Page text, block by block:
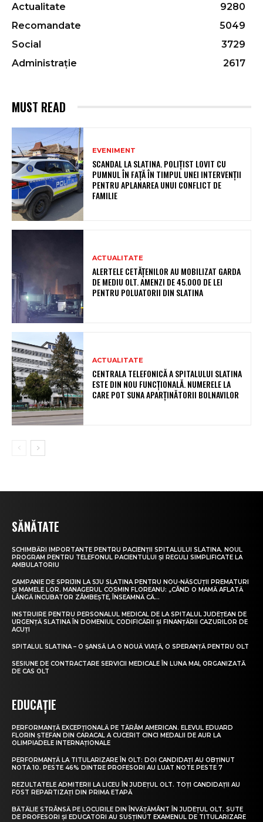
Actualitate
9280
Recomandate
5049
Social
3729
Administrație
2617
MUST READ
EVENIMENT
SCANDAL LA SLATINA. POLIȚIST LOVIT CU
PUMNUL ÎN FAȚĂ ÎN TIMPUL UNEI INTERVENȚII
PENTRU APLANAREA UNUI CONFLICT DE
FAMILIE
ACTUALITATE
ALERTELE CETĂȚENILOR AU MOBILIZAT GARDA
DE MEDIU OLT. AMENZI DE 45.000 DE LEI
PENTRU POLUATORII DIN SLATINA
ACTUALITATE
CENTRALA TELEFONICĂ A SPITALULUI SLATINA
ESTE DIN NOU FUNCȚIONALĂ. NUMERELE LA
CARE POT SUNA APARȚINĂTORII BOLNAVILOR
SĂNĂTATE
SCHIMBĂRI IMPORTANTE PENTRU PACIENȚII SPITALULUI SLATINA. NOUL
PROGRAM PENTRU TELEFONUL PACIENTULUI ȘI REGULI SIMPLIFICATE LA
AMBULATORIU
CAMPANIE DE SPRIJIN LA SJU SLATINA PENTRU NOU-NĂSCUȚII PREMATURI
ȘI MAMELE LOR. MANAGERUL COSMIN FLOREANU: „CÂND O MAMĂ AFLATĂ
LÂNGĂ INCUBATOR ZÂMBEȘTE, ÎNSEAMNĂ CĂ...
INSTRUIRE PENTRU PERSONALUL MEDICAL DE LA SPITALUL JUDEȚEAN DE
URGENȚĂ SLATINA ÎN DOMENIUL CODIFICĂRII ȘI FINANȚĂRII CAZURILOR DE
ACUȚI
SPITALUL SLATINA – O ȘANSĂ LA O NOUĂ VIAȚĂ, O SPERANȚĂ PENTRU OLT
SESIUNE DE CONTRACTARE SERVICII MEDICALE ÎN LUNA MAI, ORGANIZATĂ
DE CAS OLT
EDUCAȚIE
PERFORMANȚĂ EXCEPȚIONALĂ PE TĂRÂM AMERICAN. ELEVUL EDUARD
FLORIN ȘTEFAN DIN CARACAL A CUCERIT CINCI MEDALII DE AUR LA
OLIMPIADELE INTERNAȚIONALE
PERFORMANȚĂ LA TITULARIZARE ÎN OLT: DOI CANDIDAȚI AU OBȚINUT
NOTA 10. PESTE 46% DINTRE PROFESORI AU LUAT NOTE PESTE 7
REZULTATELE ADMITERII LA LICEU ÎN JUDEȚUL OLT. TOȚI CANDIDAȚII AU
FOST REPARTIZAȚI DIN PRIMA ETAPĂ
BĂTĂLIE STRÂNSĂ PE LOCURILE DIN ÎNVĂȚĂMÂNT ÎN JUDEȚUL OLT. SUTE
DE PROFESORI ȘI EDUCATORI AU SUSȚINUT EXAMENUL DE TITULARIZARE